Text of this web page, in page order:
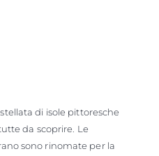
di isole pittoresche
da scoprire. Le
sono rinomate per la